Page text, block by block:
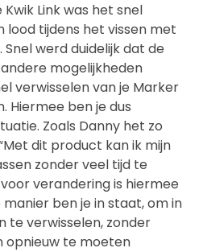
Link was het snel
lood tijdens het vissen met
werd duidelijk dat de
mogelijkheden
verwisselen van je Marker
Hiermee ben je dus
Zoals Danny het zo
dit product kan ik mijn
zonder veel tijd te
verandering is hiermee
ben je in staat, om in
te verwisselen, zonder
opnieuw te moeten